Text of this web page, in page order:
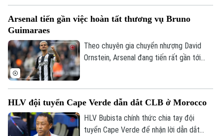
Sang Sik, khi chúng ta có những lợi thế rõ
Campuchia sau đây 2 ngày.
Arsenal tiến gần việc hoàn tất thương vụ Bruno
Guimaraes
Theo chuyên gia chuyển nhượng David
Ornstein, Arsenal đang tiến rất gần tới
Brazil chỉ còn chờ Newcastle cho phép
tiến hành kiểm tra y tế trước khi hoàn tất
thương vụ.
HLV đội tuyển Cape Verde dẫn dắt CLB ở Morocco
HLV Bubista chính thức chia tay đội
tuyển Cape Verde để nhận lời dẫn dắt